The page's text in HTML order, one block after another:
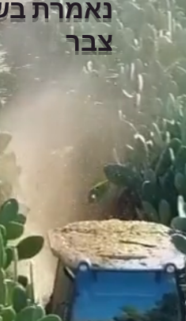
נאמרת
צבר